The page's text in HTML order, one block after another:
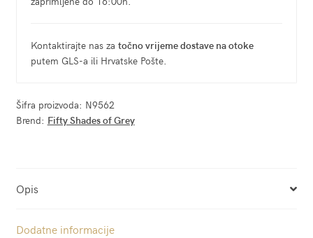
Kontaktirajte nas za točno vrijeme dostave na otoke
putem GLS-a ili Hrvatske Pošte.
Šifra proizvoda: N9562
Brend: Fifty Shades of Grey
Opis
Dodatne informacije